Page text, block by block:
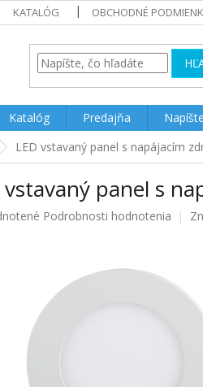
KATALÓG OBCHODNÉ
Katalóg Predajňa
LED vstavaný panel s napájacím
vstavaný panel s
Podrobnosti hodnotenia